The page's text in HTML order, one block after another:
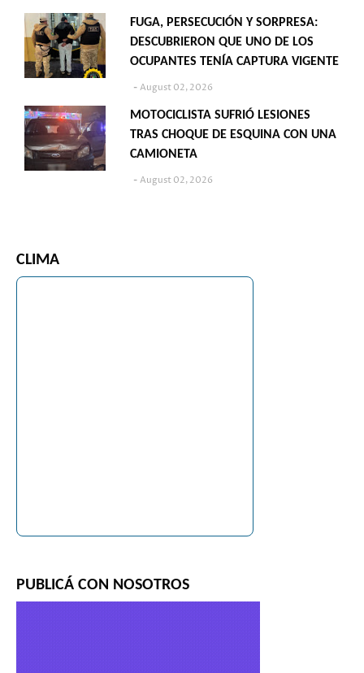
FUGA, PERSECUCIÓN Y SORPRESA:
DESCUBRIERON QUE UNO DE LOS
OCUPANTES TENÍA CAPTURA VIGENTE
August 02, 2026
MOTOCICLISTA SUFRIÓ LESIONES
TRAS CHOQUE DE ESQUINA CON UNA
CAMIONETA
August 02, 2026
CLIMA
PUBLICÁ CON NOSOTROS